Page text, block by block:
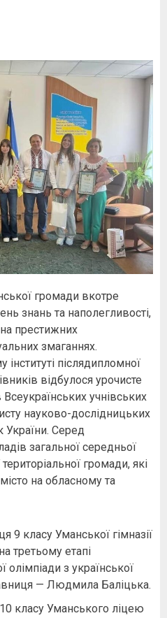
громади вкотре
знань та наполегливості,
престижних
змаганнях.
післядипломної
відбулося урочисте
учнівських
науково-дослідницьких
України. Серед
загальної середньої
громади, які
на обласному та
9 класу Уманської гімназії
третьому етапі
олімпіади з української
— Людмила Баліцька.
класу Уманського ліцею